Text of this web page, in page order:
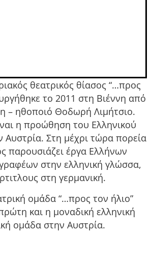
θεατρικός θίασος “…προς
το 2011 στη Βιέννη από
– ηθοποιό Θοδωρή Λιμήτσιο.
η προώθηση του Ελληνικού
Αυστρία. Στη μέχρι τώρα πορεία
παρουσιάζει έργα Ελλήνων
στην ελληνική γλώσσα,
στη γερμανική.
ομάδα “…προς τον ήλιο”
και η μοναδική ελληνική
ομάδα στην Αυστρία.